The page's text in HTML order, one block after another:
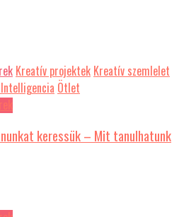
Kreatív projektek Kreatív szemlelet
Ötlet
keressük – Mit tanulhatunk